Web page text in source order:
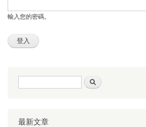
輸入您的密碼。
搜尋表單
最新文章